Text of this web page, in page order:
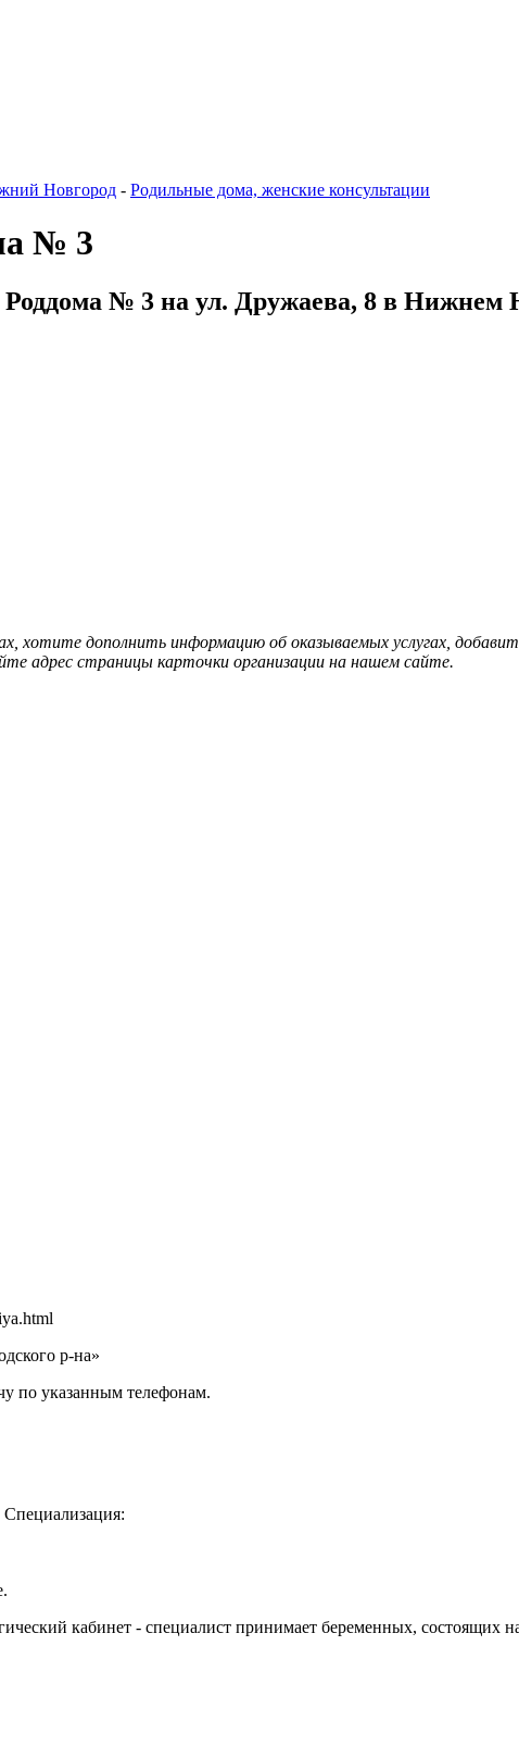
Новгород - Родильные дома, женские консультации
№ 3
№ 3 на ул. Дружаева, 8 в Нижнем
хотите дополнить информацию об оказываемых услугах,
адрес страницы карточки организации на нашем сайте.
р-на»
по указанным телефонам.
кабинет - специалист принимает беременных, состоящих